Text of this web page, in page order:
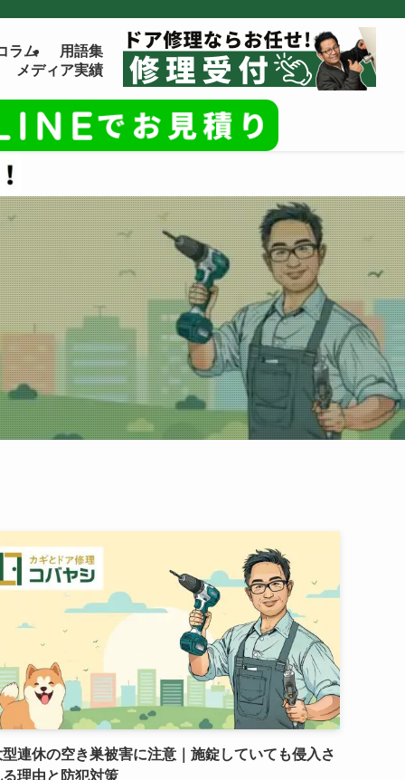
ラム
用語集
メディア実績
連休の空き巣被害に注意｜施錠していても侵入さ
理由と防犯対策